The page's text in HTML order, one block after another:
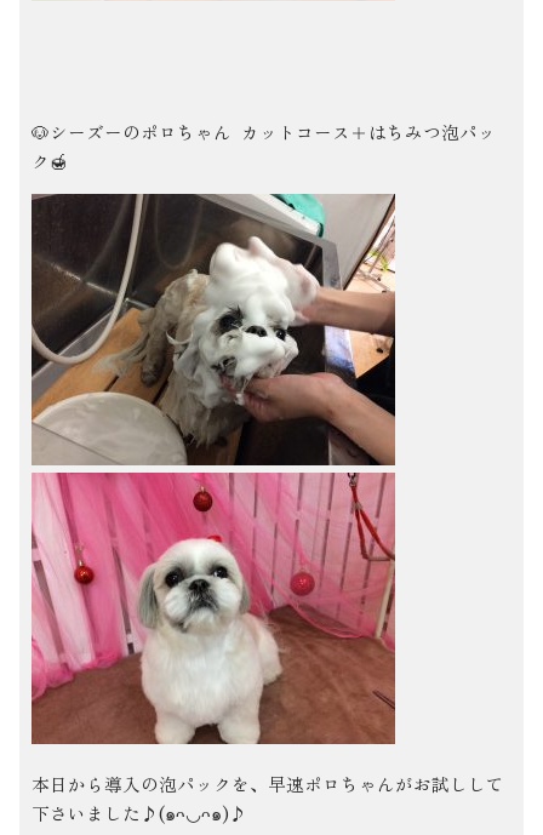
🐶シーズーのポロちゃん カットコース＋はちみつ泡パッ
ク🍯
本日から導入の泡パックを、早速ポロちゃんがお試しして
下さいました♪(๑ᴖ◡ᴖ๑)♪